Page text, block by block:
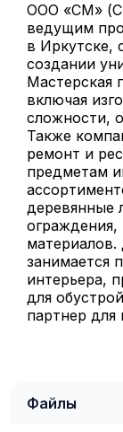
ООО «СМ»
ведущим
в Иркутске,
создании
Мастерская
включая
сложности,
Также
ремонт и
предметам
деревянные
ограждения,
занимается
интерьера,
для
партнер для
Файлы